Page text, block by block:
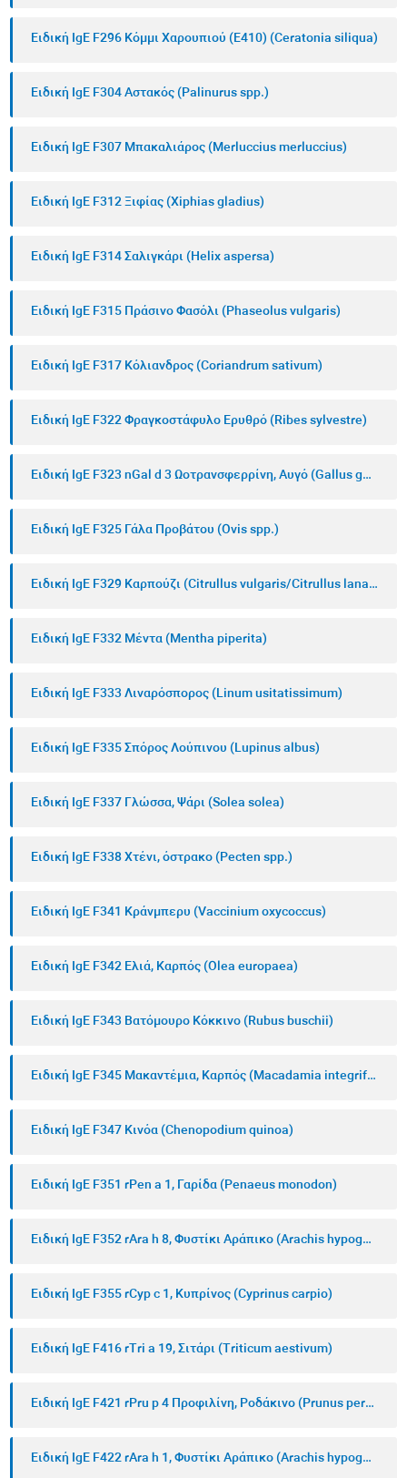
Ειδική IgE F296 Κόμμι Χαρουπιού (E410) (Ceratonia siliqua)
Ειδική IgE F304 Αστακός (Palinurus spp.)
Ειδική IgE F307 Μπακαλιάρος (Merluccius merluccius)
Ειδική IgE F312 Ξιφίας (Xiphias gladius)
Ειδική IgE F314 Σαλιγκάρι (Helix aspersa)
Ειδική IgE F315 Πράσινο Φασόλι (Phaseolus vulgaris)
Ειδική IgE F317 Κόλιανδρος (Coriandrum sativum)
Ειδική IgE F322 Φραγκοστάφυλο Ερυθρό (Ribes sylvestre)
Ειδική IgE F323 nGal d 3 Ωοτρανσφερρίνη, Αυγό (Gallus gallus)
Ειδική IgE F325 Γάλα Προβάτου (Ovis spp.)
Ειδική IgE F329 Καρπούζι (Citrullus vulgaris/Citrullus lanatus)
Ειδική IgE F332 Μέντα (Mentha piperita)
Ειδική IgE F333 Λιναρόσπορος (Linum usitatissimum)
Ειδική IgE F335 Σπόρος Λούπινου (Lupinus albus)
Ειδική IgE F337 Γλώσσα, Ψάρι (Solea solea)
Ειδική IgE F338 Χτένι, όστρακο (Pecten spp.)
Ειδική IgE F341 Κράνμπερυ (Vaccinium oxycoccus)
Ειδική IgE F342 Ελιά, Καρπός (Olea europaea)
Ειδική IgE F343 Βατόμουρο Κόκκινο (Rubus buschii)
Ειδική IgE F345 Μακαντέμια, Καρπός (Macadamia integrifolia)
Ειδική IgE F347 Κινόα (Chenopodium quinoa)
Ειδική IgE F351 rPen a 1, Γαρίδα (Penaeus monodon)
Ειδική IgE F352 rAra h 8, Φυστίκι Αράπικο (Arachis hypogaea)
Ειδική IgE F355 rCyp c 1, Κυπρίνος (Cyprinus carpio)
Ειδική IgE F416 rTri a 19, Σιτάρι (Triticum aestivum)
Ειδική IgE F421 rPru p 4 Προφιλίνη, Ροδάκινο (Prunus persica)
Ειδική IgE F422 rAra h 1, Φυστίκι Αράπικο (Arachis hypogaea)